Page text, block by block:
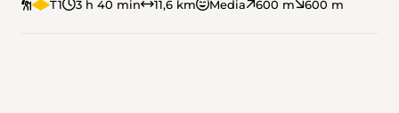
T1 3 h 40 min 11,6 km Media 600 m 600 m